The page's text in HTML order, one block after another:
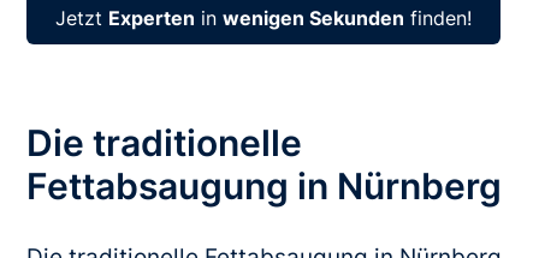
Jetzt Experten inwenigen Sekunden finden!
Die traditionelle
Fettabsaugung in Nürnberg